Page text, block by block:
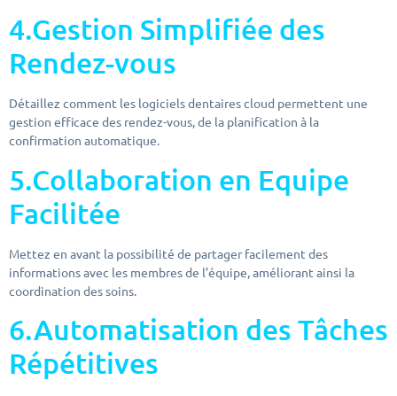
4.Gestion Simplifiée des
Rendez-vous
Détaillez comment les logiciels dentaires cloud permettent une
gestion efficace des rendez-vous, de la planification à la
confirmation automatique.
5.Collaboration en Equipe
Facilitée
Mettez en avant la possibilité de partager facilement des
informations avec les membres de l’équipe, améliorant ainsi la
coordination des soins.
6.Automatisation des Tâches
Répétitives